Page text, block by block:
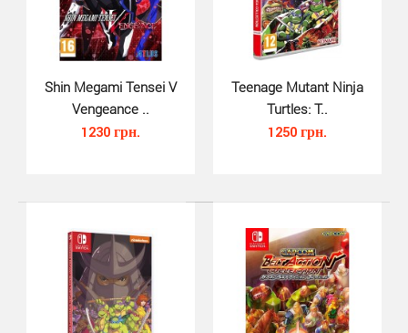
Ghostrunner (Switch, русская ве..
Ghostrunner для Nintendo Switch — эта жестокая игра-
Shin Megami Tensei V
Vengeance ..
1230 грн.
Teenage Mutant Ninja
Turtles: T..
1250 грн.